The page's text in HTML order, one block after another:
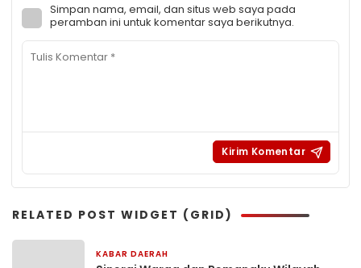
Simpan nama, email, dan situs web saya pada
peramban ini untuk komentar saya berikutnya.
RELATED POST WIDGET (GRID)
KABAR DAERAH